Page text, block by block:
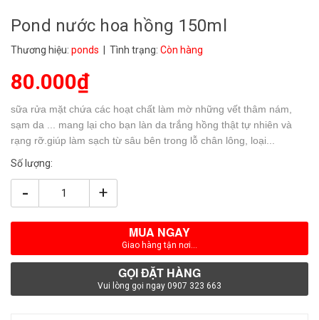
Pond nước hoa hồng 150ml
Thương hiệu: ponds | Tình trạng: Còn hàng
80.000₫
sữa rửa mặt chứa các hoạt chất làm mờ những vết thâm nám,
sạm da ... mang lại cho bạn làn da trắng hồng thật tự nhiên và
rạng rỡ.giúp làm sạch từ sâu bên trong lỗ chân lông, loại...
Số lượng:
- +
MUA NGAY
Giao hàng tận nơi...
GỌI ĐẶT HÀNG
Vui lòng gọi ngay 0907 323 663